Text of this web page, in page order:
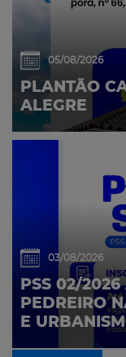
05/08/2026
PLANTÃO
ALEGRE
03/08/2026
PSS 02/
PEDREIRO
E